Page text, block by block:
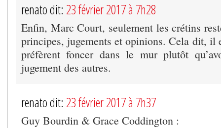
renato dit: 23 février 2017 à 7h28
Enfin, Marc Court, seulement les crétins
principes, jugements et opinions. Cela dit, il
préfèrent foncer dans le mur plutôt
jugement des autres.
renato dit: 23 février 2017 à 7h37
Guy Bourdin & Grace Coddington :